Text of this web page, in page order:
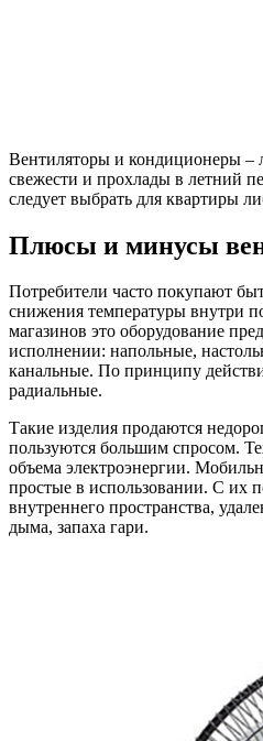
Вентиляторы и кондиционеры –
свежести и прохлады в летний
следует выбрать для квартиры
Плюсы и минусы
Потребители часто покупают
снижения температуры внутри
магазинов это оборудование
исполнении: напольные,
канальные. По принципу
радиальные.
Такие изделия продаются
пользуются большим спросом.
объема электроэнергии.
простые в использовании. С их
внутреннего пространства,
дыма, запаха гари.